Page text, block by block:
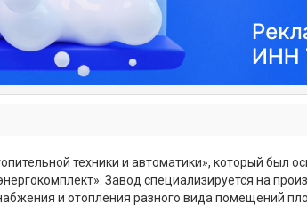
техники и автоматики», который был
Завод специализируется на
и отопления разного вида помещений